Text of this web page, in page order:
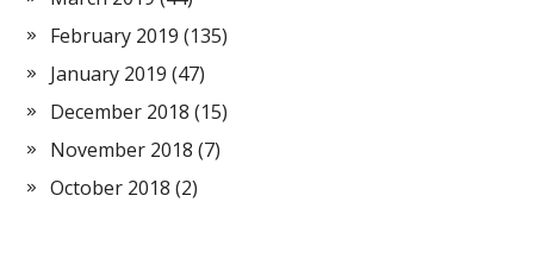
February 2019 (135)
January 2019 (47)
December 2018 (15)
November 2018 (7)
October 2018 (2)